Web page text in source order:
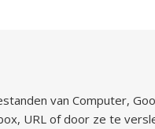
van Computer,
URL of door ze te